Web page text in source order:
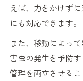
えば、力をかけず
にも対応できます。
また、移動によっ
害虫の発生を予防
管理を両立させる